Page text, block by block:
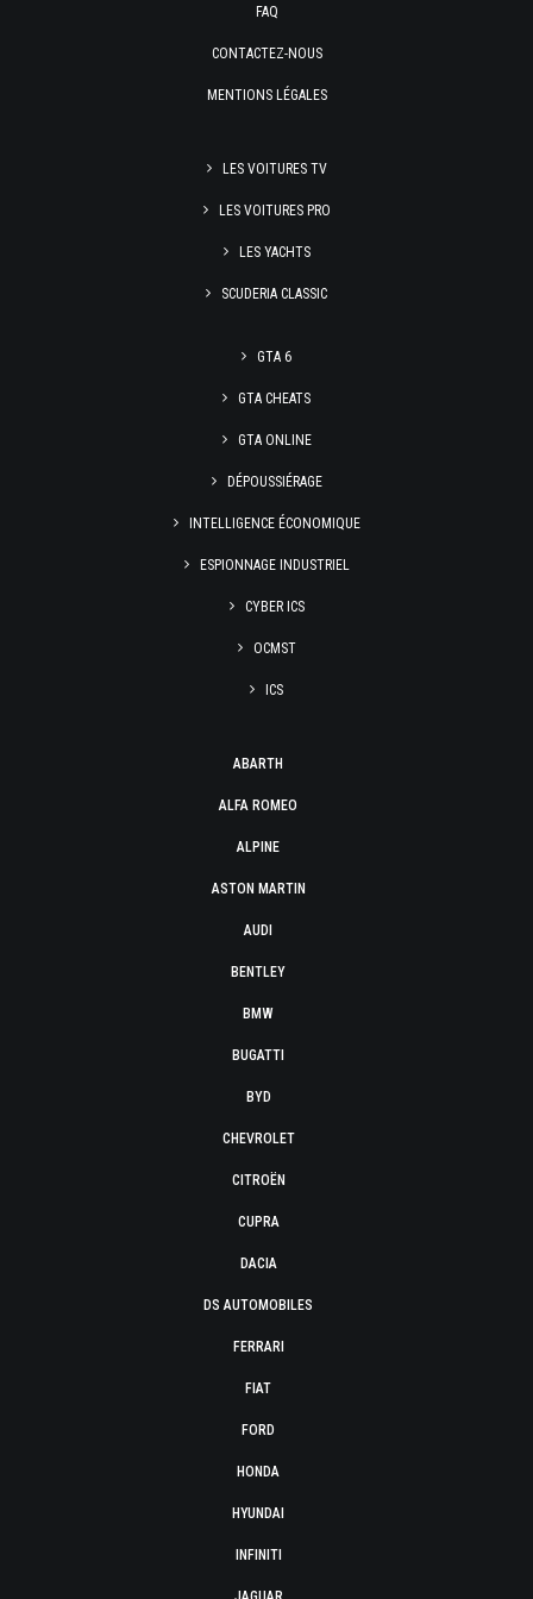
FAQ
CONTACTEZ-NOUS
MENTIONS LÉGALES
LES VOITURES TV
LES VOITURES PRO
LES YACHTS
SCUDERIA CLASSIC
GTA 6
GTA CHEATS
GTA ONLINE
DÉPOUSSIÉRAGE
INTELLIGENCE ÉCONOMIQUE
ESPIONNAGE INDUSTRIEL
CYBER ICS
OCMST
ICS
ABARTH
ALFA ROMEO
ALPINE
ASTON MARTIN
AUDI
BENTLEY
BMW
BUGATTI
BYD
CHEVROLET
CITROËN
CUPRA
DACIA
DS AUTOMOBILES
FERRARI
FIAT
FORD
HONDA
HYUNDAI
INFINITI